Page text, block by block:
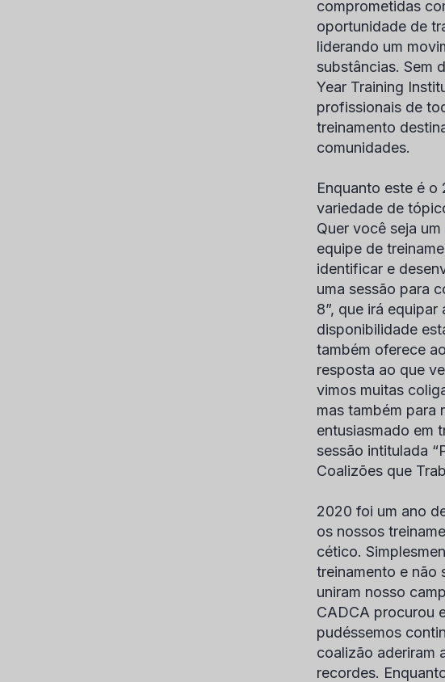
comprometidas
oportunidade de
liderando um
substâncias. Sem
Year Training
profissionais de
treinamento
comunidades.
Enquanto este é
variedade de
Quer você seja
equipe de
identificar e
uma sessão para
8”, que irá
disponibilidade
também oferece
resposta ao que
vimos muitas
mas também para
entusiasmado em
sessão intitulada
Coalizões que
2020 foi um ano
os nossos
cético.
treinamento e não
uniram nosso
CADCA procurou
pudéssemos
coalizão aderiram
recordes.